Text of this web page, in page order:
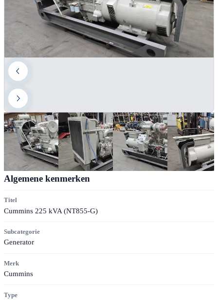
Algemene kenmerken
Titel
Cummins 225 kVA (NT855-G)
Subcategorie
Generator
Merk
Cummins
Type